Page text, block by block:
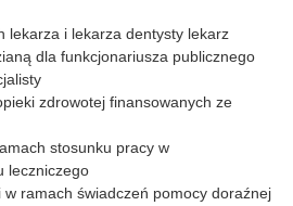
lekarza i lekarza dentysty lekarz
dla funkcjonariusza publicznego
zdrowotej finansowanych ze
stosunku pracy w
leczniczego
ramach świadczeń pomocy doraźnej